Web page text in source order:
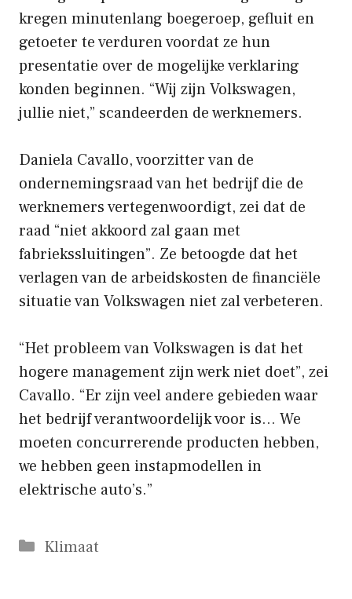
kregen minutenlang boegeroep, gefluit en
getoeter te verduren voordat ze hun
presentatie over de mogelijke verklaring
konden beginnen. “Wij zijn Volkswagen,
jullie niet,” scandeerden de werknemers.
Daniela Cavallo, voorzitter van de
ondernemingsraad van het bedrijf die de
werknemers vertegenwoordigt, zei dat de
raad “niet akkoord zal gaan met
fabriekssluitingen”. Ze betoogde dat het
verlagen van de arbeidskosten de financiële
situatie van Volkswagen niet zal verbeteren.
“Het probleem van Volkswagen is dat het
hogere management zijn werk niet doet”, zei
Cavallo. “Er zijn veel andere gebieden waar
het bedrijf verantwoordelijk voor is… We
moeten concurrerende producten hebben,
we hebben geen instapmodellen in
elektrische auto’s.”
Categorieën
Klimaat